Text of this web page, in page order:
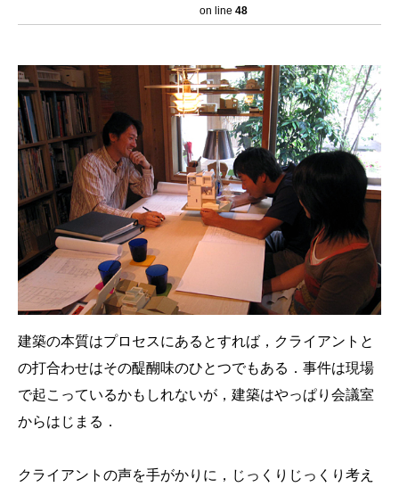
on line 48
建築の本質はプロセスにあるとすれば，クライアントと
の打合わせはその醍醐味のひとつでもある．事件は現場
で起こっているかもしれないが，建築はやっぱり会議室
からはじまる．
クライアントの声を手がかりに，じっくりじっくり考え